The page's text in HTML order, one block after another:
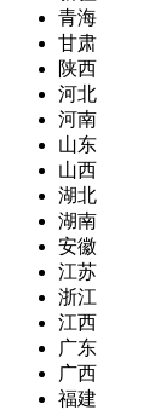
青海
甘肃
陕西
河北
河南
山东
山西
湖北
湖南
安徽
江苏
浙江
江西
广东
广西
福建